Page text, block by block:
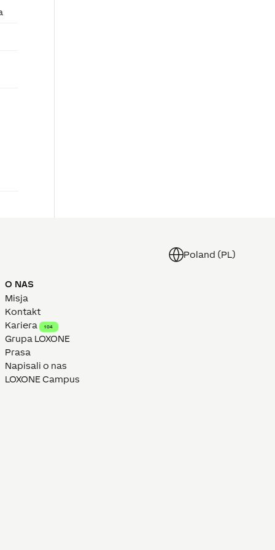
Poland (PL)
O NAS
Misja
Kontakt
Kariera
104
Grupa LOXONE
Prasa
Napisali o nas
LOXONE Campus